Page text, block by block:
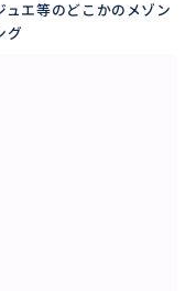
に移動。小旅行気
ュエ等のどこかのメゾン
グ